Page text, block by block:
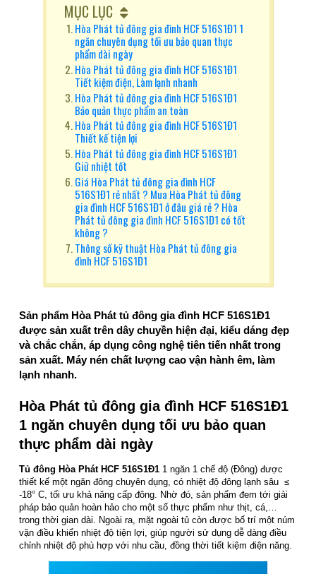
MỤC LỤC
Hòa Phát tủ đông gia đình HCF 516S1Đ1 1
ngăn chuyên dụng tối ưu bảo quan thực
phẩm dài ngày
Hòa Phát tủ đông gia đình HCF 516S1Đ1
Tiết kiệm điện, Làm lạnh nhanh
Hòa Phát tủ đông gia đình HCF 516S1Đ1
Bảo quản thực phẩm an toàn
Hòa Phát tủ đông gia đình HCF 516S1Đ1
Thiết kế tiện lợi
Hòa Phát tủ đông gia đình HCF 516S1Đ1
Giữ nhiệt tốt
Giá Hòa Phát tủ đông gia đình HCF
516S1Đ1 rẻ nhất ? Mua Hòa Phát tủ đông
gia đình HCF 516S1Đ1 ở đâu giá rẻ ? Hòa
Phát tủ đông gia đình HCF 516S1Đ1 có tốt
không ?
Thông số kỹ thuật Hòa Phát tủ đông gia
đình HCF 516S1Đ1
Sản phẩm Hòa Phát tủ đông gia đình HCF 516S1Đ1
được sản xuất trên dây chuyền hiện đại, kiểu dáng đẹp
và chắc chắn, áp dụng công nghệ tiên tiến nhất trong
sản xuất. Máy nén chất lượng cao vận hành êm, làm
lạnh nhanh.
Hòa Phát tủ đông gia đình HCF 516S1Đ1
1 ngăn chuyên dụng tối ưu bảo quan
thực phẩm dài ngày
Tủ đông Hòa Phát HCF 516S1Đ1 1 ngăn 1 chế độ (Đông) được
thiết kế một ngăn đông chuyên dụng, có nhiệt độ đông lạnh sâu ≤
-18° C, tối ưu khả năng cấp đông. Nhờ đó, sản phẩm đem tới giải
pháp bảo quản hoàn hảo cho một số thực phẩm như thịt, cá,…
trong thời gian dài. Ngoài ra, mặt ngoài tủ còn được bố trí một núm
vặn điều khiển nhiệt độ tiện lợi, giúp người sử dụng dễ dàng điều
chỉnh nhiệt độ phù hợp với nhu cầu, đồng thời tiết kiệm điện năng.